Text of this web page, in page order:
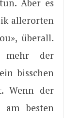
Aber es
allerorten
überall.
mehr der
bisschen
Wenn der
am besten